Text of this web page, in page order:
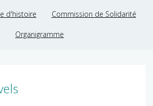
d'histoire Commission de Solidarité
Organigramme